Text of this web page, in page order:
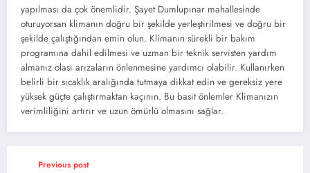
yapılması da çok önemlidir. Şayet Dumlupınar mahallesinde
oturuyorsan klimanın doğru bir şekilde yerleştirilmesi ve doğru bir
şekilde çalıştığından emin olun. Klimanın sürekli bir bakım
programına dahil edilmesi ve uzman bir teknik servisten yardım
almanız olası arızaların önlenmesine yardımcı olabilir. Kullanırken
belirli bir sıcaklık aralığında tutmaya dikkat edin ve gereksiz yere
yüksek güçte çalıştırmaktan kaçının. Bu basit önlemler Klimanızın
verimliliğini artırır ve uzun ömürlü olmasını sağlar.
Previous post